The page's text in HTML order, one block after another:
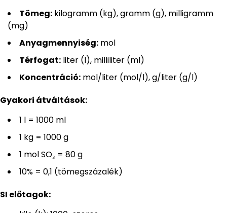
Tömeg: kilogramm (kg), gramm (g), milligramm
(mg)
Anyagmennyiség: mol
Térfogat: liter (l), milliliter (ml)
Koncentráció: mol/liter (mol/l), g/liter (g/l)
Gyakori átváltások:
1 l = 1000 ml
1 kg = 1000 g
1 mol SO₃ = 80 g
10% = 0,1 (tömegszázalék)
SI előtagok: